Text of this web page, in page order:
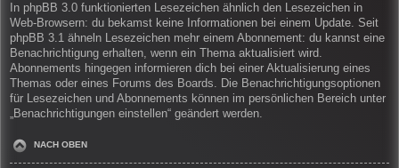
In phpBB 3.0 funktionierten Lesezeichen ähnlich den Lesezeichen in
Web-Browsern: du bekamst keine Informationen bei einem Update. Seit
phpBB 3.1 ähneln Lesezeichen mehr einem Abonnement: du kannst eine
Benachrichtigung erhalten, wenn ein Thema aktualisiert wird.
Abonnements hingegen informieren dich bei einer Aktualisierung eines
Themas oder eines Forums des Boards. Die Benachrichtigungsoptionen
für Lesezeichen und Abonnements können im persönlichen Bereich unter
„Benachrichtigungen einstellen“ geändert werden.
NACH OBEN